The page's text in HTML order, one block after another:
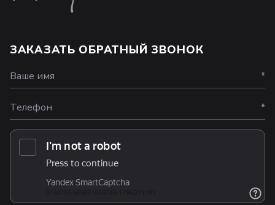
ЗАКАЗАТЬ ОБРАТНЫЙ ЗВОНОК
Ваше имя *
Телефон *